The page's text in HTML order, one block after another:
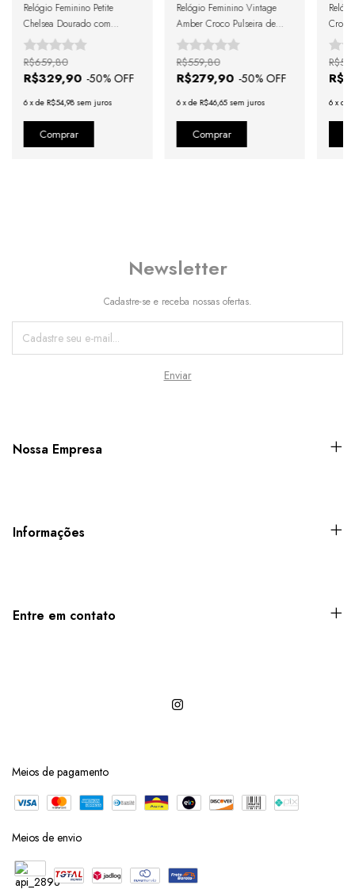
Relógio Feminino Petite
Chelsea Dourado com
Cristais Cravejados 19mm
R$329,90 -50% OFF
R$659,80
6 xde R$54,98 sem juros
Relógio Feminino Vintage
Amber Croco Pulseira de
Couro Croco Preto e Caixa
Dourada com Números
Romanos
R$279,90 -50% OFF
R$559,80
6 xde R$46,65 sem juros 6 x de
Newsletter
Cadastre-se e receba nossas ofertas.
Nossa Empresa
Informações
Entre em contato
Meios de pagamento
Meios de envio